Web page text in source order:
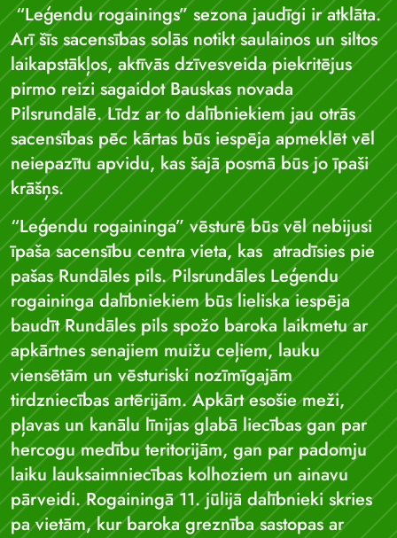
“Leģendu rogainings” sezona jaudīgi ir atklāta.
Arī šīs sacensības solās notikt saulainos un siltos
laikapstākļos, aktīvās dzīvesveida piekritējus
pirmo reizi sagaidot Bauskas novada
Pilsrundālē. Līdz ar to dalībniekiem jau otrās
sacensības pēc kārtas būs iespēja apmeklēt vēl
neiepazītu apvidu, kas šajā posmā būs jo īpaši
krāšņs.
“Leģendu rogaininga” vēsturē būs vēl nebijusi
īpaša sacensību centra vieta, kas atradīsies pie
pašas Rundāles pils. Pilsrundāles Leģendu
rogaininga dalībniekiem būs lieliska iespēja
baudīt Rundāles pils spožo baroka laikmetu ar
apkārtnes senajiem muižu ceļiem, lauku
viensētām un vēsturiski nozīmīgajām
tirdzniecības artērijām. Apkārt esošie meži,
pļavas un kanālu līnijas glabā liecības gan par
hercogu medību teritorijām, gan par padomju
laiku lauksaimniecības kolhoziem un ainavu
pārveidi. Rogainingā 11. jūlijā dalībnieki skries
pa vietām, kur baroka greznība sastopas ar